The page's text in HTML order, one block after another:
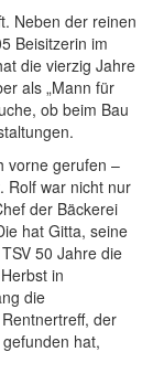
Neben der reinen
Beisitzerin im
die vierzig Jahre
als „Mann für
ob beim Bau
vorne gerufen –
Rolf war nicht nur
der Bäckerei
hat Gitta, seine
50 Jahre die
in
die
der
hat,